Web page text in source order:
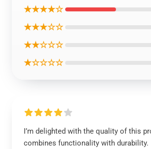
★★★★☆
★★★☆☆
★★☆☆☆
★☆☆☆☆
I’m delighted with the quality of this
combines functionality with durability.